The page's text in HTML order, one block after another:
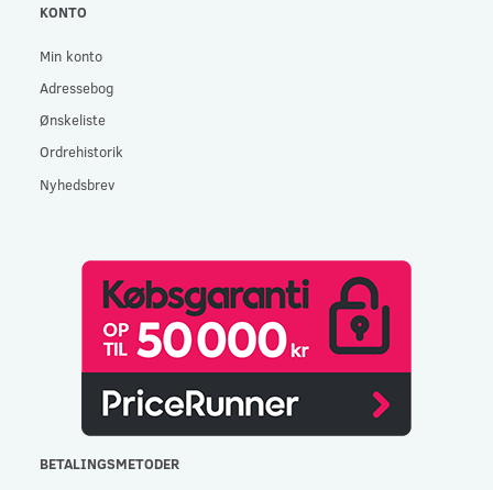
KONTO
Min konto
Adressebog
Ønskeliste
Ordrehistorik
Nyhedsbrev
BETALINGSMETODER